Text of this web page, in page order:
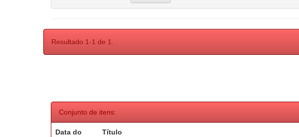
Resultado 1-1 de 1.
Conjunto de itens:
Data do Título